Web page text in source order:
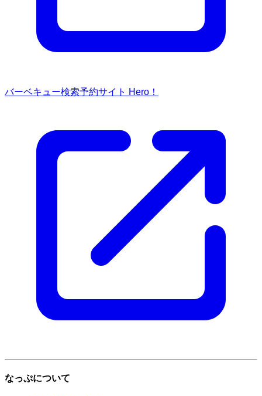
バーベキュー検索予約サイト Hero！
なっぷについて